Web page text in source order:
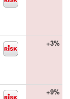
+3%
+9%